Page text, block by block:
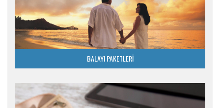
BALAYI PAKETLERİ